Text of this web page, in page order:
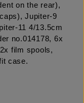
on the rear),
Jupiter-9
11 4/13.5cm
no.014178, 6x
film spools,
case.